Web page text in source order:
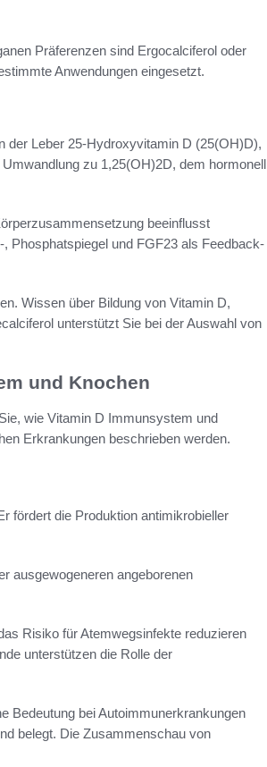
Präferenzen sind Ergocalciferol oder
Anwendungen eingesetzt.
der Leber 25-Hydroxyvitamin D (25(OH)D),
zu 1,25(OH)2D, dem hormonell
beeinflusst
Phosphatspiegel und FGF23 als Feedback-
Wissen über Bildung von Vitamin D,
unterstützt Sie bei der Auswahl von
und Knochen
wie Vitamin D Immunsystem und
Erkrankungen beschrieben werden.
fördert die Produktion antimikrobieller
ausgewogeneren angeborenen
Risiko für Atemwegsinfekte reduzieren
unterstützen die Rolle der
Bedeutung bei Autoimmunerkrankungen
belegt. Die Zusammenschau von